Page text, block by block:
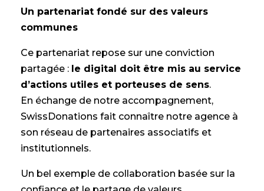
Un partenariat fondé sur des valeurs
communes
Ce partenariat repose sur une conviction
partagée : le digital doit être mis au service
d’actions utiles et porteuses de sens.
En échange de notre accompagnement,
SwissDonations fait connaître notre agence à
son réseau de partenaires associatifs et
institutionnels.
Un bel exemple de collaboration basée sur la